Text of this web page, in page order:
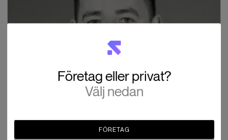
Företag eller privat?
Välj nedan
FÖRETAG